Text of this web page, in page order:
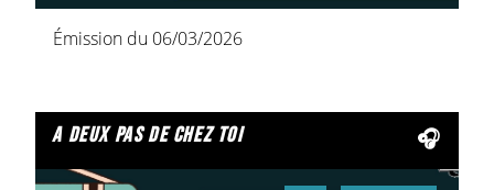
Émission du 06/03/2026
a deux pas de chez toi